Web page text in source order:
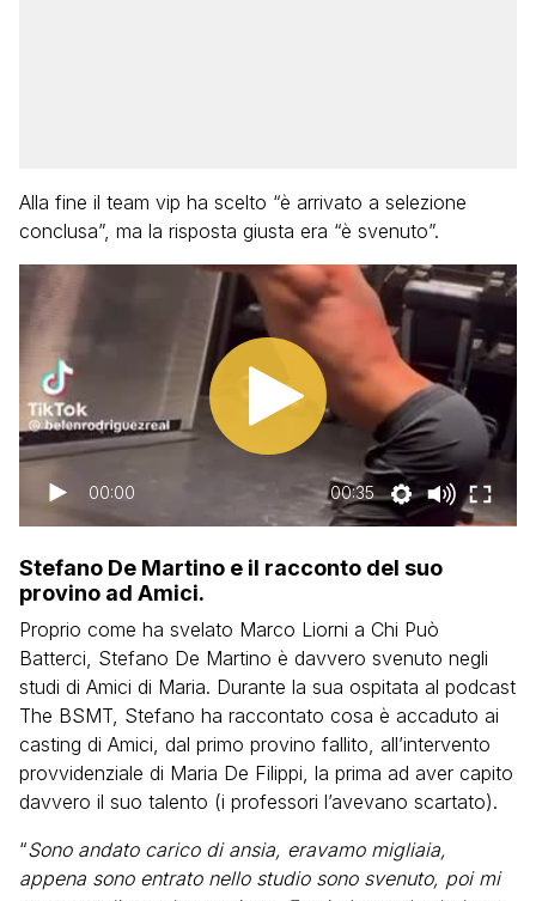
Alla fine il team vip ha scelto “è arrivato a selezione
conclusa”, ma la risposta giusta era “è svenuto”.
00:00 00:35
Stefano De Martino e il racconto del suo
provino ad Amici.
Proprio come ha svelato Marco Liorni a Chi Può
Batterci, Stefano De Martino è davvero svenuto negli
studi di Amici di Maria. Durante la sua ospitata al podcast
The BSMT, Stefano ha raccontato cosa è accaduto ai
casting di Amici, dal primo provino fallito, all’intervento
provvidenziale di Maria De Filippi, la prima ad aver capito
davvero il suo talento (i professori l’avevano scartato).
“Sono andato carico di ansia, eravamo migliaia,
appena sono entrato nello studio sono svenuto, poi mi